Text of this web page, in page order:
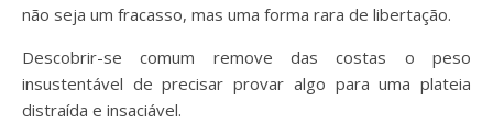
não seja um fracasso, mas uma forma rara de libertação.
Descobrir-se comum remove das costas o peso
insustentável de precisar provar algo para uma plateia
distraída e insaciável.